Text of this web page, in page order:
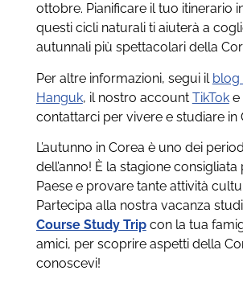
ottobre. Pianificare il tuo itinerario
questi cicli naturali ti aiuterà a
autunnali più spettacolari della
Per altre informazioni, segui il blog
Hanguk, il nostro account TikToke
contattarci per vivere e studiare in
L’autunno in Corea è uno dei
dell’anno! È la stagione consigliata
Paese e provare tante attività
Partecipa alla nostra vacanza
Course Study Tripcon la tua
amici, per scoprire aspetti della
conoscevi!